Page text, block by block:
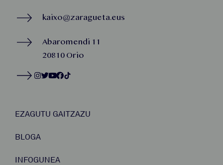
kaixo@zaragueta.eus
Abaromendi 11
20810 Orio
EZAGUTU GAITZAZU
BLOGA
INFOGUNEA